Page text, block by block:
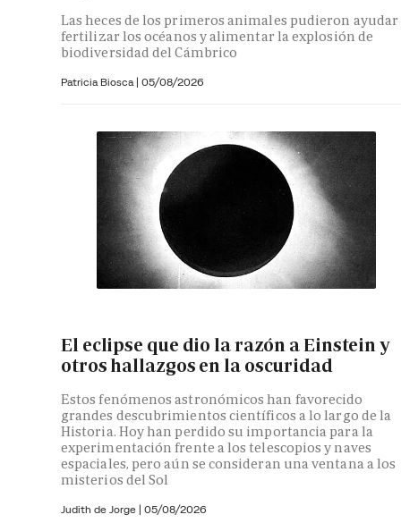
Las heces de los primeros animales pudieron ayudar
fertilizar los océanos y alimentar la explosión de
biodiversidad del Cámbrico
Patricia Biosca | 05/08/2026
El eclipse que dio la razón a Einstein y
otros hallazgos en la oscuridad
Estos fenómenos astronómicos han favorecido
grandes descubrimientos científicos a lo largo de la
Historia. Hoy han perdido su importancia para la
experimentación frente a los telescopios y naves
espaciales, pero aún se consideran una ventana a los
misterios del Sol
Judith de Jorge | 05/08/2026